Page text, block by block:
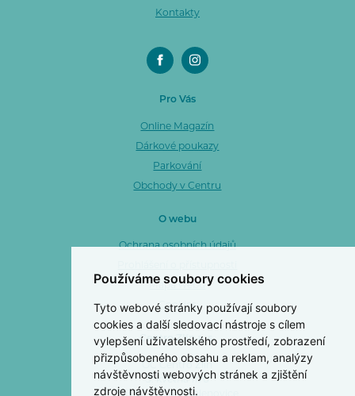
Používáme soubory cookies
Tyto webové stránky používají soubory
cookies a další sledovací nástroje s cílem
vylepšení uživatelského prostředí, zobrazení
přizpůsobeného obsahu a reklam, analýzy
návštěvnosti webových stránek a zjištění
zdroje návštěvnosti.
Kontakty
Pro Vás
Online Magazín
Dárkové poukazy
Parkování
Obchody v Centru
O webu
Ochrana osobních údajů
Mapa webu
Cookies
Centro Zlín a. s.
OC Centro Zlín
3. května 1170
763 02 Zlín 4 - Malenovice